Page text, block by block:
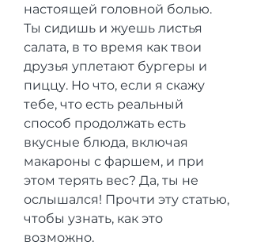
настоящей головной болью.
Ты сидишь и жуешь листья
салата, в то время как твои
друзья уплетают бургеры и
пиццу. Но что, если я скажу
тебе, что есть реальный
способ продолжать есть
вкусные блюда, включая
макароны с фаршем, и при
этом терять вес? Да, ты не
ослышался! Прочти эту статью,
чтобы узнать, как это
возможно.